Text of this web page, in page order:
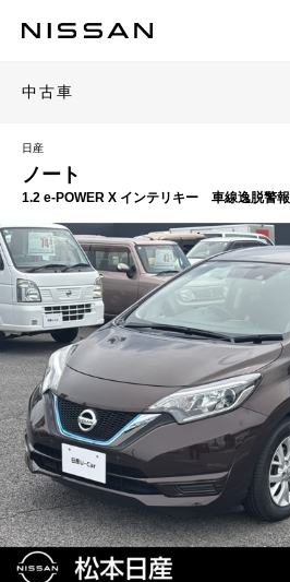
中古車
日産
ノート
1.2 e-POWER X インテリキー 車線逸脱警報